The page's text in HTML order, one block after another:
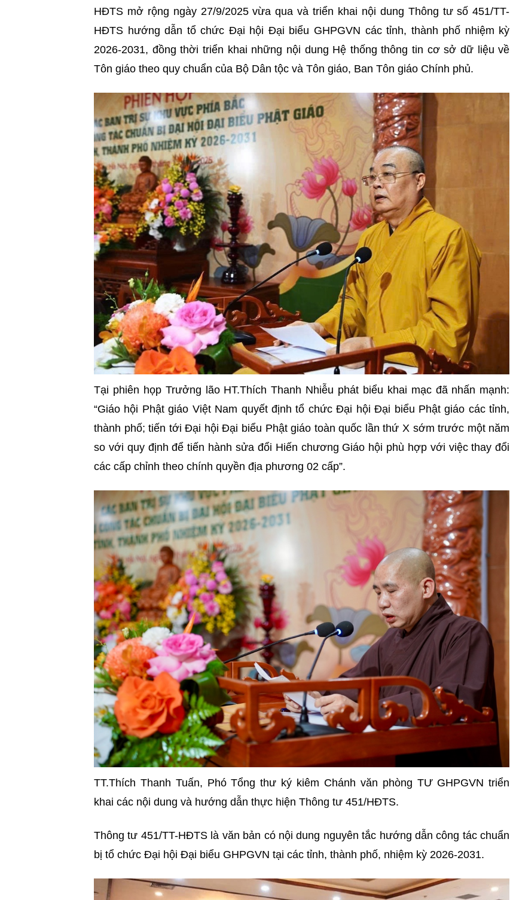
HĐTS mở rộng ngày 27/9/2025 vừa qua và triển khai nội dung Thông tư số 451/TT-
HĐTS hướng dẫn tổ chức Đại hội Đại biểu GHPGVN các tỉnh, thành phố nhiệm kỳ
2026-2031, đồng thời triển khai những nội dung Hệ thống thông tin cơ sở dữ liệu về
Tôn giáo theo quy chuẩn của Bộ Dân tộc và Tôn giáo, Ban Tôn giáo Chính phủ.
Tại phiên họp Trưởng lão HT.Thích Thanh Nhiễu phát biểu khai mạc đã nhấn mạnh:
“Giáo hội Phật giáo Việt Nam quyết định tổ chức Đại hội Đại biểu Phật giáo các tỉnh,
thành phố; tiến tới Đại hội Đại biểu Phật giáo toàn quốc lần thứ X sớm trước một năm
so với quy định để tiến hành sửa đổi Hiến chương Giáo hội phù hợp với việc thay đổi
các cấp chỉnh theo chính quyền địa phương 02 cấp”.
TT.Thích Thanh Tuấn, Phó Tổng thư ký kiêm Chánh văn phòng TƯ GHPGVN triển
khai các nội dung và hướng dẫn thực hiện Thông tư 451/HĐTS.
Thông tư 451/TT-HĐTS là văn bản có nội dung nguyên tắc hướng dẫn công tác chuẩn
bị tổ chức Đại hội Đại biểu GHPGVN tại các tỉnh, thành phố, nhiệm kỳ 2026-2031.